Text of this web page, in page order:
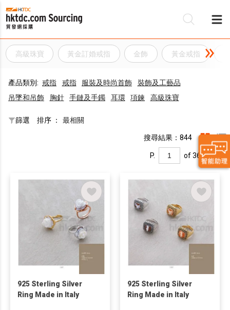
高級珠寶 黃金訂婚戒指 金飾 黃金戒指
產品類別: 戒指 戒指 服裝及時尚首飾
裝飾及工藝品
吊墜和吊飾
胸針 手鏈及手鐲 耳環 項鍊 高級珠寶
篩選 排序 ： 最相關
搜尋結果：844
P. of 36
925 Sterling Silver
Ring Made in Italy
925 Sterling Silver
Ring Made in Italy